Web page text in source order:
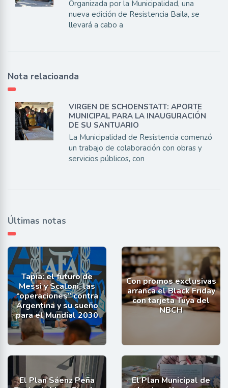
Organizada por la Municipalidad, una
nueva edición de Resistencia Baila, se
llevará a cabo a
Nota relacioanda
VIRGEN DE SCHOENSTATT: APORTE
MUNICIPAL PARA LA INAUGURACIÓN
DE SU SANTUARIO
La Municipalidad de Resistencia comenzó
un trabajo de colaboración con obras y
servicios públicos, con
Últimas notas
Tapia: el futuro de
Messi y Scaloni, las
“operaciones” contra
Argentina y su sueño
para el Mundial 2030
Con promos exclusivas
arranca el Black Friday
con tarjeta Tuya del
NBCH
El Plan Sáenz Peña
El Plan Municipal de